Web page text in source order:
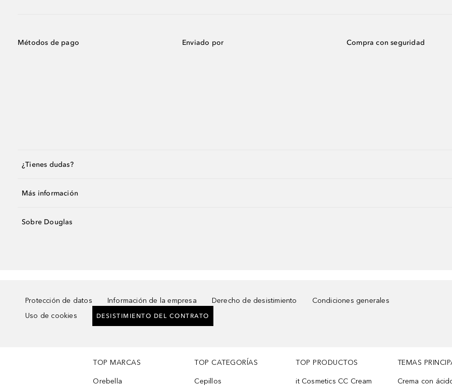
Métodos de pago Enviado por Compra con seguridad
¿Tienes dudas?
Más información
Sobre Douglas
Protección de datos Información de la empresa Derecho de desistimiento
Condiciones generales
Uso de cookies
DESISTIMIENTO DEL CONTRATO
TOP MARCAS
Orebella
TOP CATEGORÍAS
Cepillos
TOP PRODUCTOS
it Cosmetics CC Cream
TEMAS
Crema con